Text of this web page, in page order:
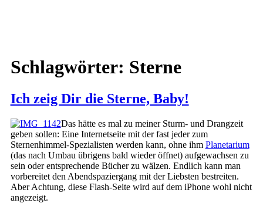
Schlagwörter: Sterne
Ich zeig Dir die Sterne, Baby!
Das hätte es mal zu meiner Sturm- und Drangzeit
geben sollen: Eine Internetseite mit der fast jeder zum
Sternenhimmel-Spezialisten werden kann, ohne ihm Planetarium
(das nach Umbau übrigens bald wieder öffnet) aufgewachsen zu
sein oder entsprechende Bücher zu wälzen. Endlich kann man
vorbereitet den Abendspaziergang mit der Liebsten bestreiten.
Aber Achtung, diese Flash-Seite wird auf dem iPhone wohl nicht
angezeigt.